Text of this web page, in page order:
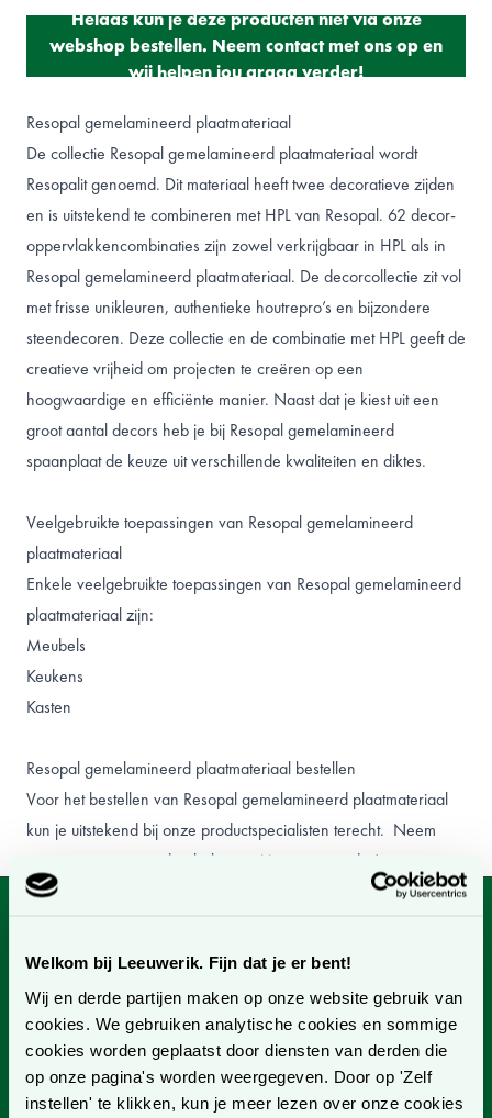
Welkom bij Leeuwerik. Fijn dat je er bent!
Wij en derde partijen maken op onze website gebruik van
cookies. We gebruiken analytische cookies en sommige
cookies worden geplaatst door diensten van derden die
op onze pagina's worden weergegeven. Door op 'Zelf
instellen' te klikken, kun je meer lezen over onze cookies
Helaas kun je deze producten niet via onze
webshop bestellen. Neem contact met ons op en
wij helpen jou graag verder!
Resopal gemelamineerd plaatmateriaal
De collectie Resopal gemelamineerd plaatmateriaal wordt
Resopalitgenoemd. Dit materiaal heeft twee decoratieve zijden
en is uitstekend te combineren metHPL van Resopal. 62 decor-
oppervlakkencombinaties zijn zowel verkrijgbaar in HPL als in
Resopal gemelamineerd plaatmateriaal. De decorcollectie zit vol
met frisse unikleuren, authentieke houtrepro’s en bijzondere
steendecoren. Deze collectie en de combinatie met HPL geeft de
creatieve vrijheid om projecten te creëren op een
hoogwaardige en efficiënte manier. Naast dat je kiest uit een
groot aantal decors heb je bij Resopal gemelamineerd
spaanplaat de keuze uit verschillende kwaliteiten en diktes.
Veelgebruikte toepassingen van Resopal gemelamineerd
plaatmateriaal
Enkele veelgebruikte toepassingen van Resopal gemelamineerd
plaatmateriaal zijn:
Meubels
Keukens
Kasten
Resopal gemelamineerd plaatmateriaal bestellen
Voor het bestellen van Resopal gemelamineerd plaatmateriaal
kun je uitstekend bij onze productspecialisten terecht. Neem
met ons op, dan helpen wij je graag verder!
Neem contact op met onze klantenservice.
Neem contact op